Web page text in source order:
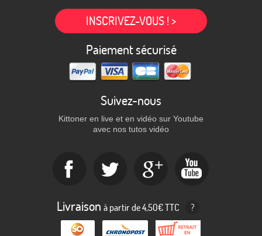
INSCRIVEZ-VOUS ! >
Paiement sécurisé
Suivez-nous
Kittoner en live et en vidéo sur Youtube
avec nos tutos vidéo
Livraison à partir de 4,50€ TTC ?